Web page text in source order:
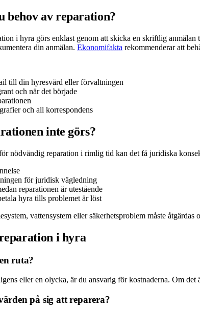
av reparation?
i hyra görs enklast genom att skicka en skriftlig
din anmälan. Ekonomifakta rekommenderar att
till din hyresvärd eller förvaltningen
och när det började
och all korrespondens
inte görs?
nödvändig reparation i rimlig tid kan det få juridiska
för juridisk vägledning
reparationen är utestående
hyra tills problemet är löst
vattensystem eller säkerhetsproblem måste åtgärdas
i hyra
ruta?
eller en olycka, är du ansvarig för kostnaderna. Om
på sig att reparera?